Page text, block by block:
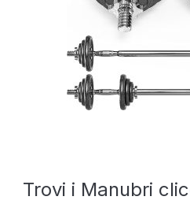
Trovi i Manubri